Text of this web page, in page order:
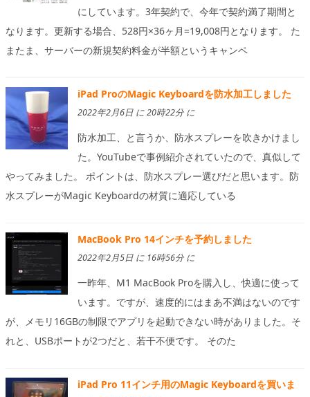
にしています。3年契約で、今年で契約満了期間と
なります。更新する場合、528円×36ヶ月=19,008円となります。 た
またま、サーバーの新規契約料金が半額というキャンペ
iPad ProのMagic Keyboardを防水加工しました
2022年2月6日 に 20時22分 に
防水加工、と言うか、防水スプレーを吹きかけまし
た。YouTubeで事例紹介されていたので、真似して
やってみました。 ポイントは、防水スプレー選びだと思います。防
水スプレーがMagic Keyboardの材質に適応している
MacBook Pro 14インチを予約しました
2022年2月5日 に 16時56分 に
一昨年、M1 MacBook Proを購入し、快適に使って
います。ですが、速度的にはまあ不満はないのです
が、メモリ16GBの制限でアプリを起動できない時がありました。そ
れと、USBポートが2つだと、若干不便です。 そのた
iPad Pro 11インチ用のMagic Keyboardを買いま